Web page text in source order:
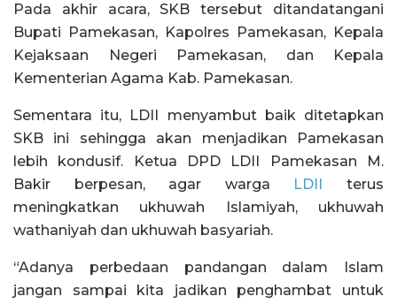
Pada akhir acara, SKB tersebut ditandatangani
Bupati Pamekasan, Kapolres Pamekasan, Kepala
Kejaksaan Negeri Pamekasan, dan Kepala
Kementerian Agama Kab. Pamekasan.
Sementara itu, LDII menyambut baik ditetapkan
SKB ini sehingga akan menjadikan Pamekasan
lebih kondusif. Ketua DPD LDII Pamekasan M.
Bakir berpesan, agar warga
LDII
terus
meningkatkan ukhuwah Islamiyah, ukhuwah
wathaniyah dan ukhuwah basyariah.
“Adanya perbedaan pandangan dalam Islam
jangan sampai kita jadikan penghambat untuk